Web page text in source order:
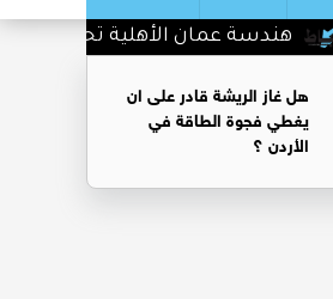
هندسة عمان الأهلية تحصد المركز
هل غاز الريشة قادر على ان
يغطي فجوة الطاقة في
الأردن ؟